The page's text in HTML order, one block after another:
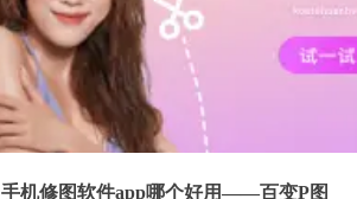
手机修图软件app哪个好用——百变P图